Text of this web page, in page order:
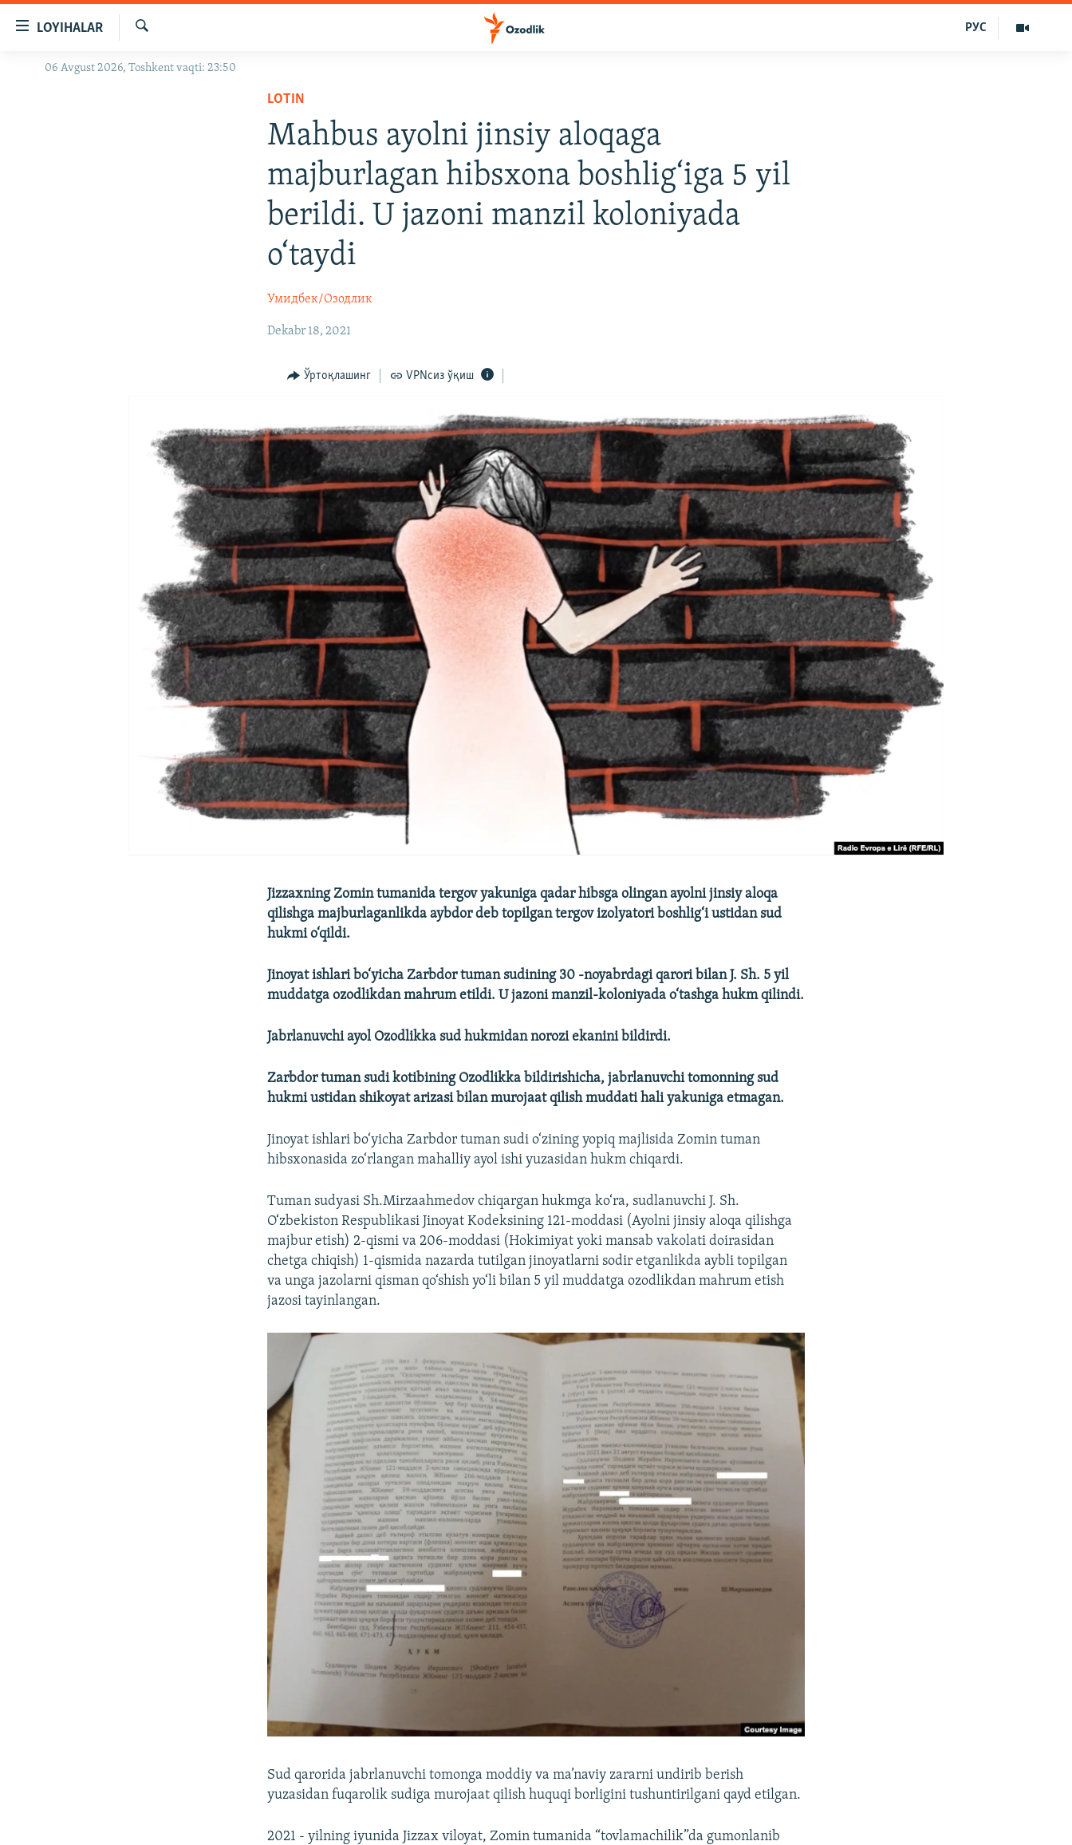
Бош
LOYIHALAR
OZODLIK SURISHTIRUVLARI
Излаш
РУС
06 Avgust 2026, Toshkent vaqti: 23:50
LOTIN
Mahbus ayolni jinsiy aloqaga
majburlagan hibsxona boshlig‘iga 5 yil
berildi. U jazoni manzil koloniyada
o‘taydi
Умидбек/Озодлик
Dekabr 18, 2021
Ўртоқлашинг VPNсиз ўқиш
Jizzaxning Zomin tumanida tergov yakunigaqadar hibsga olingan ayolni jinsiy aloqa
qilishga majburlaganlikda aybdor deb topilgantergovizolyatori boshlig‘i ustidan sud
hukmi o‘qildi.
Jinoyat ishlari bo‘yicha Zarbdor tuman sudining 30 -noyabrdagiqarori bilan J. Sh. 5 yil
muddatga ozodlikdan mahrum etildi. U jazoni manzil-koloniyada o‘tashga hukm qilindi.
Jabrlanuvchi ayol Ozodlikka sud hukmidan norozi ekanini bildirdi.
Zarbdor tuman sudi kotibining Ozodlikka bildirishicha, jabrlanuvchi tomonning sud
hukmi ustidan shikoyat arizasi bilan murojaat qilish muddati hali yakuniga etmagan.
Jinoyat ishlari bo‘yicha Zarbdor tuman sudi o‘zining yopiq majlisida Zomin tuman
hibsxonasida zo‘rlangan mahalliy ayol ishi yuzasidan hukm chiqardi.
Tuman sudyasi Sh.Mirzaahmedov chiqargan hukmga ko‘ra, sudlanuvchi J. Sh.
O‘zbekiston Respublikasi Jinoyat Kodeksining 121-moddasi (Ayolni jinsiy aloqa qilishga
majbur etish) 2-qismi va 206-moddasi (Hokimiyat yoki mansab vakolati doirasidan
chetga chiqish) 1-qismida nazarda tutilgan jinoyatlarni sodir etganlikda aybli topilgan
va unga jazolarni qisman qo‘shish yo‘li bilan 5 yil muddatga ozodlikdan mahrum etish
jazosi tayinlangan.
Sud qarorida jabrlanuvchi tomonga moddiy va ma’naviy zararni undirib berish
yuzasidan fuqarolik sudiga murojaat qilish huquqi borligini tushuntirilgani qayd etilgan.
2021 - yilning iyunida Jizzax viloyat, Zomin tumanida “tovlamachilik”da gumonlanib